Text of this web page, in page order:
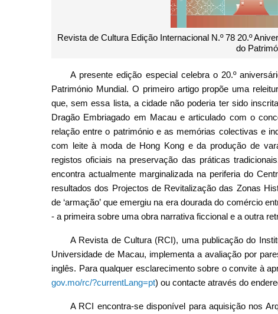
Revista de Cultura Edição Internacional N.º 78 20.º
do
A presente edição especial celebra o 20.º
Património Mundial. O primeiro artigo propõe uma
que, sem essa lista, a cidade não poderia ter sido
Dragão Embriagado em Macau e articulado com o
relação entre o património e as memórias colectivas e
com leite à moda de Hong Kong e da produção de
registos oficiais na preservação das práticas
encontra actualmente marginalizada na periferia do
resultados dos Projectos de Revitalização das Zonas
de ‘armação’ que emergiu na era dourada do comércio
- a primeira sobre uma obra narrativa ficcional e a outra
A Revista de Cultura (RCI), uma publicação do
Universidade de Macau, implementa a avaliação por
inglês. Para qualquer esclarecimento sobre o convite à
gov.mo/rc/?currentLang=pt) ou contacte através do
A RCI encontra-se disponível para aquisição nos